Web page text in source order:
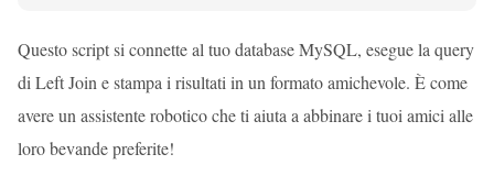
Questo script si connette al tuo database MySQL, esegue la query
di Left Join e stampa i risultati in un formato amichevole. È come
avere un assistente robotico che ti aiuta a abbinare i tuoi amici alle
loro bevande preferite!